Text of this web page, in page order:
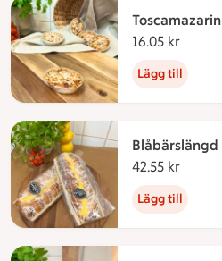
Toscamazarin
16.05 kr
Lägg till
Blåbärslängd
42.55 kr
Lägg till